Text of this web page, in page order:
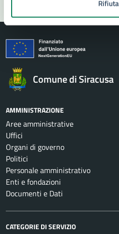
Rifiuta
Comune di Siracusa
AMMINISTRAZIONE
Aree amministrative
Uffici
Organi di governo
Politici
Personale amministrativo
Enti e fondazioni
Documenti e Dati
CATEGORIE DI SERVIZIO